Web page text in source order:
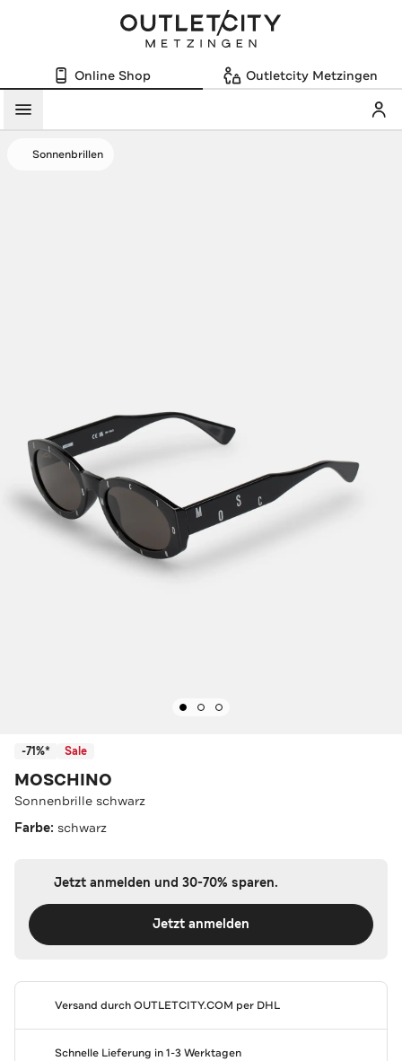
Online Shop Outletcity Metzingen
Menü
Sonnenbrillen
-71%* Sale
MOSCHINO
Sonnenbrille schwarz
Farbe: schwarz
Jetzt anmelden und 30-70% sparen.
Jetzt anmelden
Versand durchOUTLETCITY.COM per DHL
Schnelle Lieferung in 1-3 Werktagen